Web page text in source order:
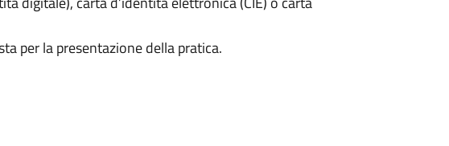
per la presentazione della pratica.